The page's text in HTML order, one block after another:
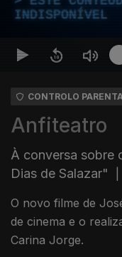
INDISPONÍVEL
CONTROLO
Anfiteatro
À conversa sobre
Dias de Salazar"
O novo filme de
de cinema e o
Carina Jorge.